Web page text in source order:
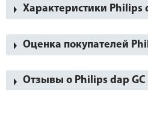
Характеристики Philips
Оценка покупателей
Отзывы о Philips dap GC